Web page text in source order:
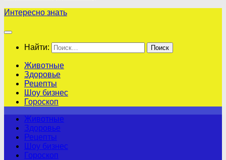
Интересно знать
Найти:
Животные
Здоровье
Рецепты
Шоу бизнес
Гороскоп
Животные
Здоровье
Рецепты
Шоу бизнес
Гороскоп